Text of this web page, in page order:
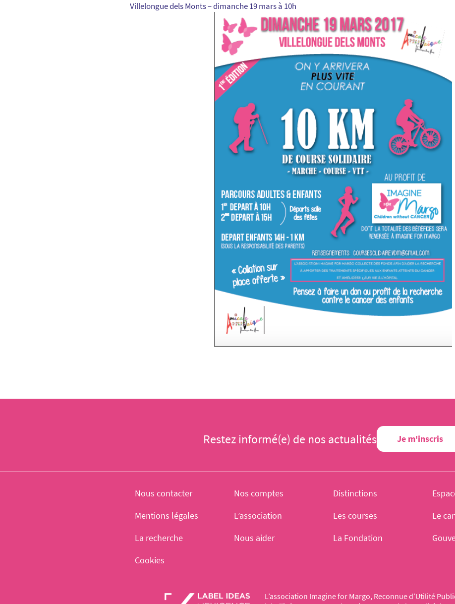
Villelongue dels Monts – dimanche 19 mars à 10h
Restez informé(e) de nos actualités Je m'inscris
L’association Imagine for Margo, Reconnue d’Utilité
Nous contacter Nos comptes Distinctions
Mentions légales
L’association Les courses
Le
La recherche
Nous aider La Fondation
Cookies